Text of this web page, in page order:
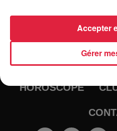
JEUX
HOROSCOPE
Gérer
Accepter